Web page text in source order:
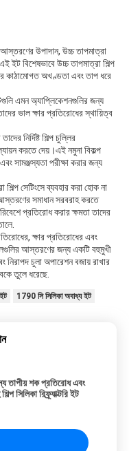
আস্তরণের উপাদান, উচ্চ তাপমাত্রা
ইট বিশেষভাবে উচ্চ তাপমাত্রা শিল্প
কাঠামোগত অখণ্ডতা এবং তাপ ধরে
এমন অ্যাপ্লিকেশনগুলির জন্য
ভাল ক্ষার প্রতিরোধের স্থায়িত্ব
নির্দিষ্ট শিল্প চুল্লির
করতে দেয়।এই নমুনা বিকল্প
সামঞ্জস্যতা পরীক্ষা করার জন্য
শিল্প সেটিংসে ব্যবহার করা হোক না
আস্তরণের সমাধান সরবরাহ করতে
প্রতিরোধ করার ক্ষমতা তাদের
ক্ষার প্রতিরোধের এবং
আস্তরণের জন্য একটি বহুমুখী
নিরাপদ চুলা অপারেশন বজায় রাখার
তুলে ধরেছে.
1790 সি সিলিকা অবাধ্য ইট
তাপীয় শক প্রতিরোধ এবং
সিলিকা রিফ্র্যাক্টরি ইট